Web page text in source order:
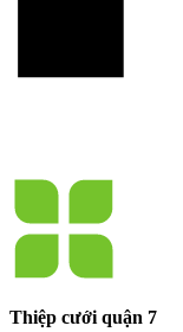
Thiệp cưới quận 7